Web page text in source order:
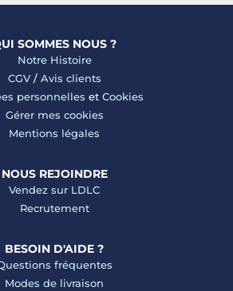
SOMMES NOUS ?
Notre Histoire
CGV/ Avis clients
personnelles et Cookies
Gérer mes cookies
Mentions légales
NOUS REJOINDRE
Vendez sur LDLC
Recrutement
BESOIN D'AIDE ?
fréquentes
Modes de livraison